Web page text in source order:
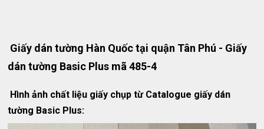
Giấy dán tường Hàn Quốc tại quận Tân Phú - Giấy
dán tường Basic Plus mã 485-4
Hình ảnh chất liệu giấy chụp từ Catalogue giấy dán
tường Basic Plus: